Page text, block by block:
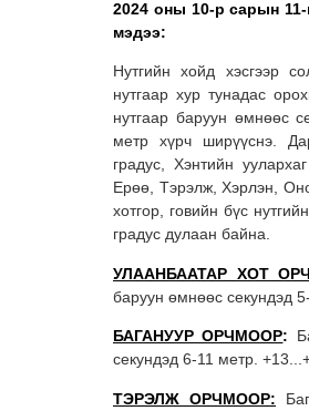
2024 оны 10-р сарын 11-
мэдээ:
Нутгийн хойд хэсгээр
нутгаар хур тунадас
нутгаар баруун өмнөөс
метр хүрч ширүүснэ.
градус, Хэнтийн
Ерөө, Тэрэлж, Хэрлэн,
хотгор, говийн бүс
градус дулаан байна.
УЛААНБААТАР ХОТ
баруун өмнөөс секундэд
БАГАНУУР ОРЧМООР:
секундэд 6-11 метр.
ТЭРЭЛЖ ОРЧМООР: